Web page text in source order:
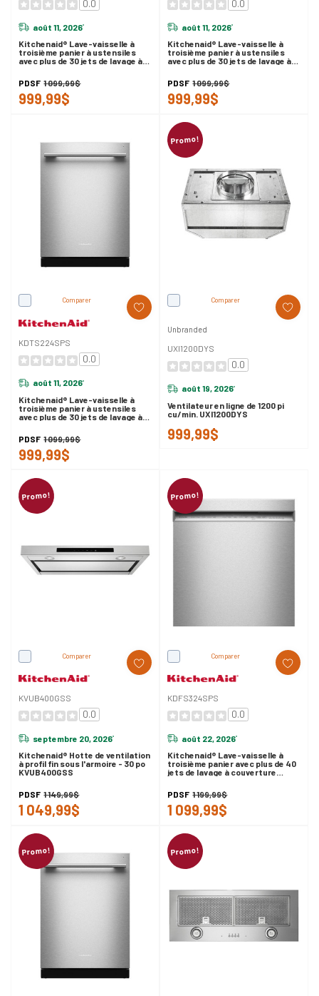
0.0
août 11, 2026*
Kitchenaid® Lave-vaisselle à
troisième panier à ustensiles
avec plus de 30 jets de lavage à
PDSF 1 099,99$
999,99$
0.0
août 11, 2026*
Kitchenaid® Lave-vaisselle à
troisième panier à ustensiles
avec plus de 30 jets de lavage à
PrintShield™ - 47 dBA
KDFS224SPS
PDSF 1 099,99$
999,99$
Comparer
KDTS224SPS
0.0
août 11, 2026*
Kitchenaid® Lave-vaisselle à
troisième panier à ustensiles
avec plus de 30 jets de lavage à
KDTS224SPS
PDSF 1 099,99$
999,99$
Promo!
Comparer
Unbranded
UXI1200DYS
0.0
août 19, 2026*
Ventilateur en ligne de 1200 pi
cu/min. UXI1200DYS
999,99$
Promo!
Comparer
KVUB400GSS
0.0
septembre 20, 2026*
Kitchenaid® Hotte de ventilation
à profil fin sous l'armoire - 30 po
KVUB400GSS
PDSF 1 149,99$
1 049,99$
Promo!
Comparer
KDFS324SPS
0.0
août 22, 2026*
Kitchenaid® Lave-vaisselle à
troisième panier avec plus de 40
jets de lavage à couverture
PDSF 1 199,99$
1 099,99$
Promo! Promo!